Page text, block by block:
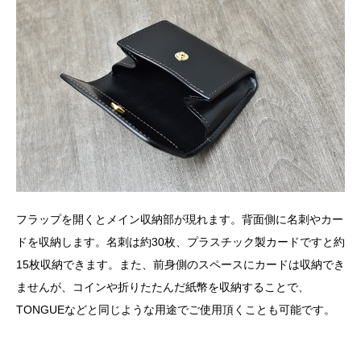
フラップを開くとメイン収納部が現れます。背面側に名刺やカー
ドを収納します。名刺は約30枚、プラスチック製カードですと約
15枚収納できます。また、前身側のスペースにカードは収納でき
ませんが、コインや折りたたんだ紙幣を収納することで、
TONGUEなどと同じような用途でご使用頂くことも可能です。